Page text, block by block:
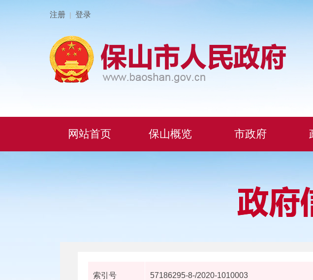
注册 | 登录
网站首页 保山概览 市政府
索引号 57186295-8-/2020-1010003